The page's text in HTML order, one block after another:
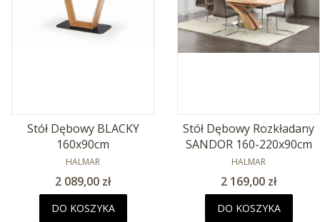
Stół Dębowy BLACKY
160x90cm
PRODUCENT
HALMAR
Cena
2 089,00 zł
DO KOSZYKA
Stół Dębowy Rozkładany
SANDOR 160-220x90cm
PRODUCENT
HALMAR
Cena
2 169,00 zł
DO KOSZYKA